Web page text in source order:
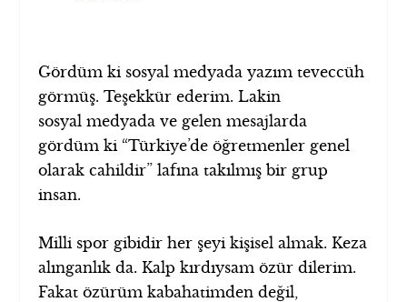
Gördüm ki sosyal medyada yazım teveccüh
görmüş. Teşekkür ederim. Lakin
sosyal medyada ve gelen mesajlarda
gördüm ki “Türkiye’de öğretmenler genel
olarak cahildir” lafına takılmış bir grup
insan.
Milli spor gibidir her şeyi kişisel almak. Keza
alınganlık da. Kalp kırdıysam özür dilerim.
Fakat özürüm kabahatimden değil,